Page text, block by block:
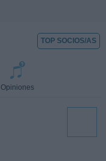
TOP SOCIOS/AS
Opiniones